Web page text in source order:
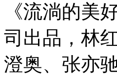
《流淌的美
司出品，林
澄奥、张亦